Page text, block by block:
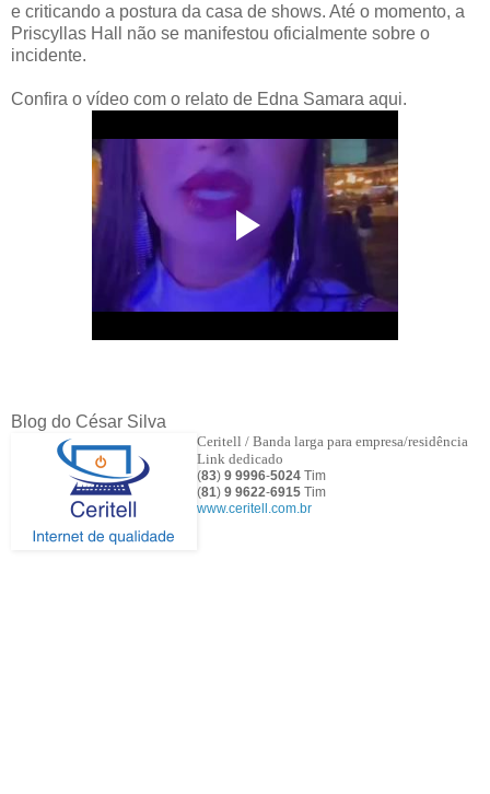
e criticando a postura da casa de shows. Até o momento, a
Priscyllas Hall não se manifestou oficialmente sobre o
incidente.
Confira o vídeo com o relato de Edna Samara aqui.
Blog do César Silva
Ceritell / Banda larga para empresa/residência
Link dedicado
(83) 9 9996-5024 Tim
(81) 9 9622-6915 Tim
www.ceritell.com.br